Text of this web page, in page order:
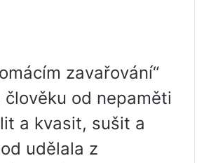
zavařování“
od nepaměti
a kvasit, sušit a
udělala z